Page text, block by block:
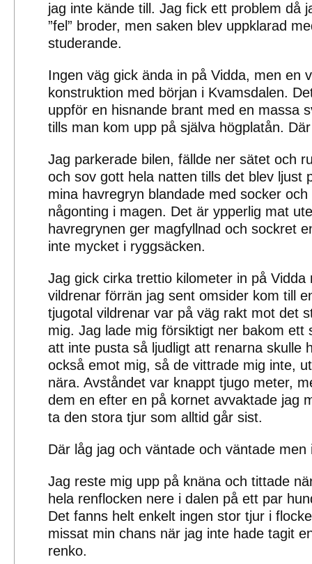
jag inte kände till. Jag fick ett problem då
”fel” broder, men saken blev uppklarad
studerande.
Ingen väg gick ända in på Vidda, men en
konstruktion med början i Kvamsdalen.
uppför en hisnande brant med en massa
tills man kom upp på själva högplatån.
Jag parkerade bilen, fällde ner sätet och
och sov gott hela natten tills det blev ljust
mina havregryn blandade med socker
någonting i magen. Det är ypperlig mat
havregrynen ger magfyllnad och sockret
inte mycket i ryggsäcken.
Jag gick cirka trettio kilometer in på Vidda
vildrenar förrän jag sent omsider kom till
tjugotal vildrenar var på väg rakt mot det
mig. Jag lade mig försiktigt ner bakom ett
att inte pusta så ljudligt att renarna skulle
också emot mig, så de vittrade mig inte,
nära. Avståndet var knappt tjugo meter,
dem en efter en på kornet avvaktade jag
ta den stora tjur som alltid går sist.
Där låg jag och väntade och väntade
Jag reste mig upp på knäna och tittade
hela renflocken nere i dalen på ett par
Det fanns helt enkelt ingen stor tjur i
missat min chans när jag inte hade tagit
renko.